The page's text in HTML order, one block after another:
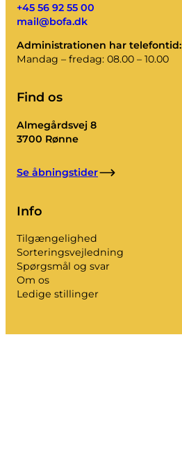
+45 56 92 55 00
mail@bofa.dk
Administrationen har telefontid:
Mandag – fredag: 08.00 – 10.00
Find os
Almegårdsvej 8
3700 Rønne
Se åbningstider
Info
Tilgængelighed
Sorteringsvejledning
Spørgsmål og svar
Om os
Ledige stillinger